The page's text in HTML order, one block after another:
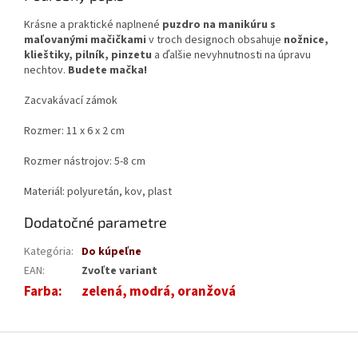
Krásne a praktické naplnené puzdro na manikúru s
maľovanými mačičkami v troch designoch obsahuje nožnice,
klieštiky, pilník, pinzetu a ďalšie nevyhnutnosti na úpravu
nechtov. Budete mačka!
Zacvakávací zámok
Rozmer: 11 x 6 x 2 cm
Rozmer nástrojov: 5-8 cm
Materiál: polyuretán, kov, plast
Dodatočné parametre
Kategória: Do kúpeľne
EAN: Zvoľte variant
Farba: zelená, modrá, oranžová